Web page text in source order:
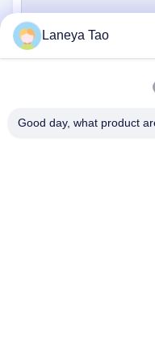
Laneya Tao
Good day, what product